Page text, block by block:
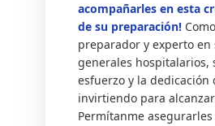
Y
Tipos;
Modos
De
Empleo;
Condiciones
De
acompañarles en esta
de su preparación!
preparador y experto en
generales hospitalarios,
esfuerzo y la dedicación
invirtiendo para
Permítanme